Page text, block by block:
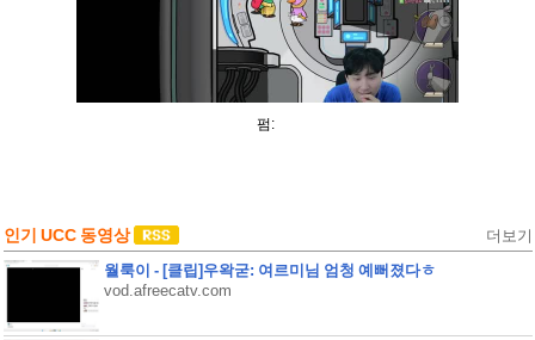
펌:
인기 UCC 동영상 더보기
월룩이 - [클립]우왁굳: 여르미님 엄청 예뻐졌다ㅎ
vod.afreecatv.com